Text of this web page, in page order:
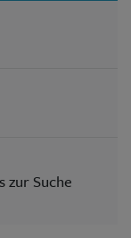
zur Suche